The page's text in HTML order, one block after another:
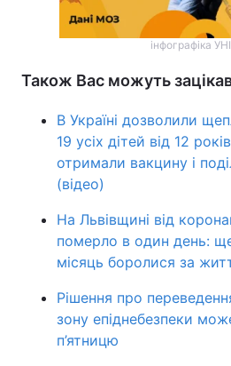
інфографіка
Також Вас можуть
В Україні дозволили
19 усіх дітей від 12
отримали вакцину і
(відео)
На Львівщині від
померло в один день:
місяць боролися за
Рішення про
зону епіднебезпеки
п’ятницю